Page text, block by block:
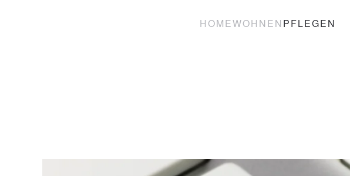
HOMEWOHNENPFLEGEN